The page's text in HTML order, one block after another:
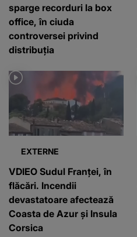
sparge recorduri la box
office, în ciuda
controversei privind
distribuția
EXTERNE
VDIEO Sudul Franței, în
flăcări. Incendii
devastatoare afectează
Coasta de Azur și Insula
Corsica